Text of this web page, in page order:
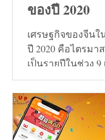
ของปี 2020
เศรษฐกิจของจีนใ
ปี 2020 คือไตรมา
เป็นรายปีในช่วง 9
ตัวเพิ่มขึ้น 0.7%